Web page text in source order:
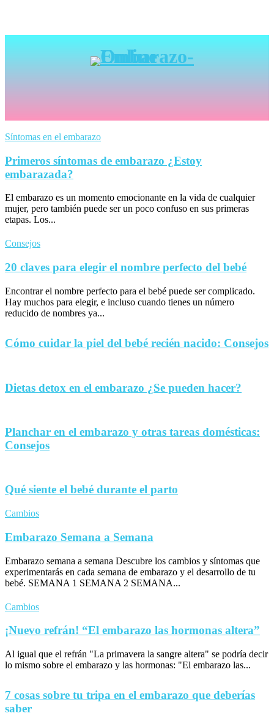
Síntomas en el embarazo
Primeros síntomas de embarazo ¿Estoy
embarazada?
El embarazo es un momento emocionante en la vida de cualquier
mujer, pero también puede ser un poco confuso en sus primeras
etapas. Los...
Consejos
20 claves para elegir el nombre perfecto del bebé
Encontrar el nombre perfecto para el bebé puede ser complicado.
Hay muchos para elegir, e incluso cuando tienes un número
reducido de nombres ya...
Cómo cuidar la piel del bebé recién nacido: Consejos
Dietas detox en el embarazo ¿Se pueden hacer?
Planchar en el embarazo y otras tareas domésticas:
Consejos
Qué siente el bebé durante el parto
Cambios
Embarazo Semana a Semana
Embarazo semana a semana Descubre los cambios y síntomas que
experimentarás en cada semana de embarazo y el desarrollo de tu
bebé. SEMANA 1 SEMANA 2 SEMANA...
Cambios
¡Nuevo refrán! “El embarazo las hormonas altera”
Al igual que el refrán "La primavera la sangre altera" se podría decir
lo mismo sobre el embarazo y las hormonas: "El embarazo las...
7 cosas sobre tu tripa en el embarazo que deberías
saber